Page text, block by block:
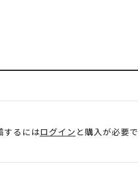
するにはログイン と購入が必要で